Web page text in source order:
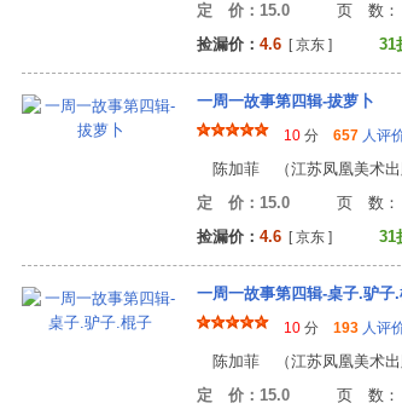
定 价：15.0 页
捡漏价： 4.6 [ 京东 ] 31
一周一故事第四辑-拔萝卜
10 分 657 人评
陈加菲 （江苏凤凰美术出
定 价：15.0 页
捡漏价： 4.6 [ 京东 ] 31
一周一故事第四辑-桌子.驴子
10 分 193 人评
陈加菲 （江苏凤凰美术出
定 价：15.0 页